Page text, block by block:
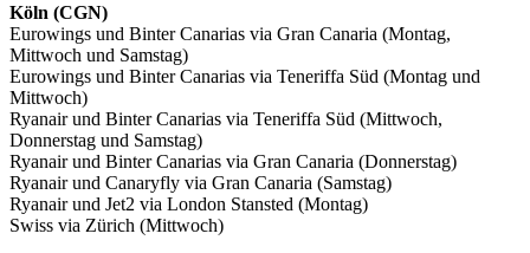
Köln (CGN)
Eurowings und Binter Canarias via Gran Canaria (Montag,
Mittwoch und Samstag)
Eurowings und Binter Canarias via Teneriffa Süd (Montag und
Mittwoch)
Ryanair und Binter Canarias via Teneriffa Süd (Mittwoch,
Donnerstag und Samstag)
Ryanair und Binter Canarias via Gran Canaria (Donnerstag)
Ryanair und Canaryfly via Gran Canaria (Samstag)
Ryanair und Jet2 via London Stansted (Montag)
Swiss via Zürich (Mittwoch)